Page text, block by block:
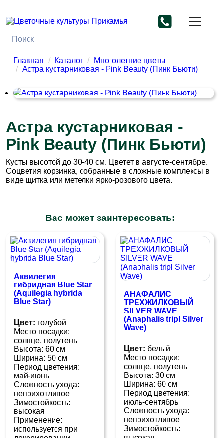
Главная Каталог
Многолетние цветы
Астра кустарниковая - Pink Beauty (Пинк Бьюти)
Астра кустарниковая -
Pink Beauty (Пинк Бьюти)
Кусты высотой до 30-40 см. Цветет в августе-сентябре.
Соцветия корзинка, собранные в сложные комплексы в
виде щитка или метелки ярко-розового цвета.
Вас может заинтересовать:
Аквилегия
гибридная Blue Star
(Aquilegia hybrida
Blue Star)
Цвет: голубой
Место посадки:
солнце, полутень
Высота: 60 см
Ширина: 50 см
Период цветения:
май-июнь
Сложность ухода:
неприхотливое
Зимостойкость:
высокая
Применение:
используется при
АНАФАЛИС
ТРЕХЖИЛКОВЫЙ
SILVER WAVE
(Anaphalis tripl Silver
Wave)
Цвет: белый
Место посадки:
cолнце, полутень
Высота: 30 см
Ширина: 60 см
Период цветения:
июль-сентябрь
Сложность ухода:
неприхотливое
Зимостойкость: